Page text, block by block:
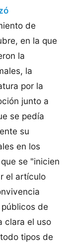
de
en la que
la
la
por la
junto a
se pedía
su
en los
se "inicien
el artículo
de
clara el uso
tipos de